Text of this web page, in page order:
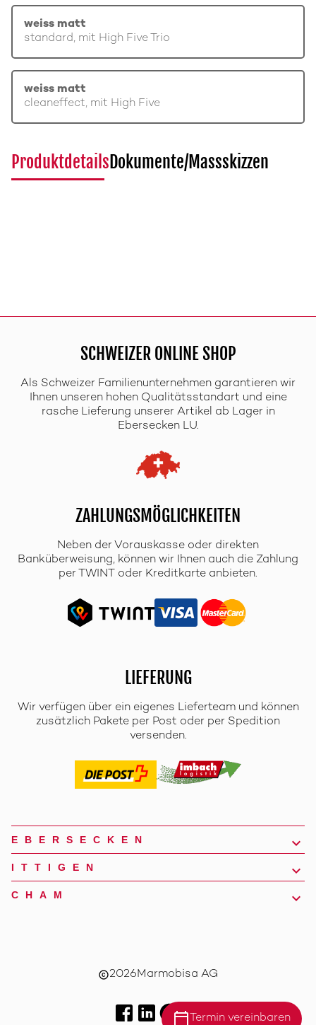
weiss matt
standard, mit High Five Trio
weiss matt
cleaneffect, mit High Five
ProduktdetailsDokumente/Massskizzen
SCHWEIZER ONLINE SHOP
Als Schweizer Familienunternehmen garantieren wir
Ihnen unseren hohen Qualitätsstandart und eine
rasche Lieferung unserer Artikel ab Lager in
Ebersecken LU.
ZAHLUNGSMÖGLICHKEITEN
Neben der Vorauskasse oder direkten
Banküberweisung, können wir Ihnen auch die Zahlung
per TWINT oder Kreditkarte anbieten.
LIEFERUNG
Wir verfügen über ein eigenes Lieferteam und können
zusätzlich Pakete per Post oder per Spedition
versenden.
calendar_today Termin vereinbaren
EBERSECKEN
ITTIGEN
CHAM
copyright2026Marmobisa AG